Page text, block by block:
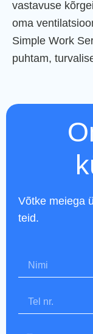
vastavuse
oma
Simple Work
puhtam,
Võtke meiega
teid.